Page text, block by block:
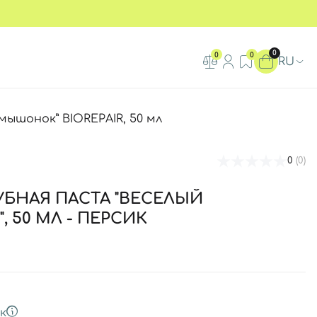
0 0 0
RU
BIOREPAIR, 50 мл
0 (0)
ПАСТА "ВЕСЕЛЫЙ
МЛ - ПЕРСИК